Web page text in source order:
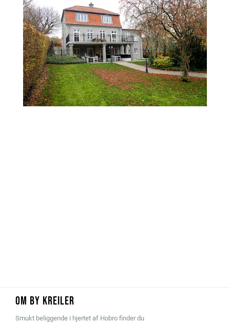
OM BY KREILER
Smukt beliggende i hjertet af Hobro finder du